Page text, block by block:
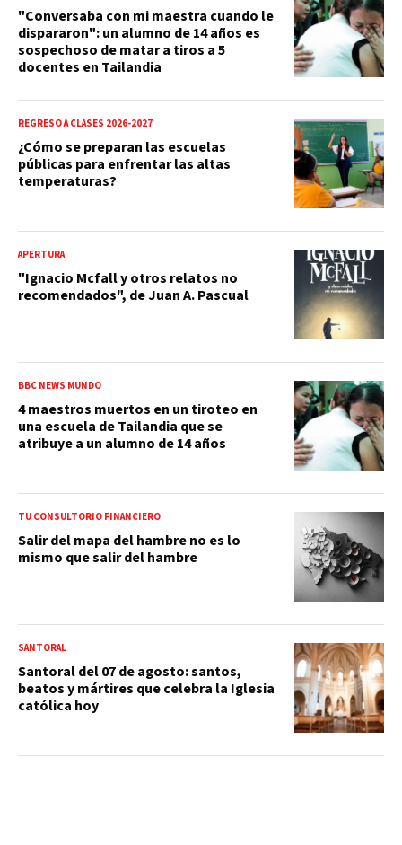
"Conversaba con mi maestra cuando le
dispararon": un alumno de 14 años es
sospechoso de matar a tiros a 5
docentes en Tailandia
REGRESO A CLASES 2026-2027
¿Cómo se preparan las escuelas
públicas para enfrentar las altas
temperaturas?
APERTURA
"Ignacio Mcfall y otros relatos no
recomendados", de Juan A. Pascual
BBC NEWS MUNDO
4 maestros muertos en un tiroteo en
una escuela de Tailandia que se
atribuye a un alumno de 14 años
TU CONSULTORIO FINANCIERO
Salir del mapa del hambre no es lo
mismo que salir del hambre
SANTORAL
Santoral del 07 de agosto: santos,
beatos y mártires que celebra la Iglesia
católica hoy